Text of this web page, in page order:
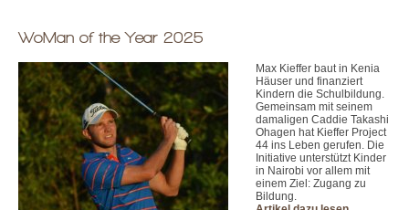
WoMan of the Year 2025
Max Kieffer baut in Kenia
Häuser und finanziert
Kindern die Schulbildung.
Gemeinsam mit seinem
damaligen Caddie Takashi
Ohagen hat Kieffer Project
44 ins Leben gerufen. Die
Initiative unterstützt Kinder
in Nairobi vor allem mit
einem Ziel: Zugang zu
Bildung.